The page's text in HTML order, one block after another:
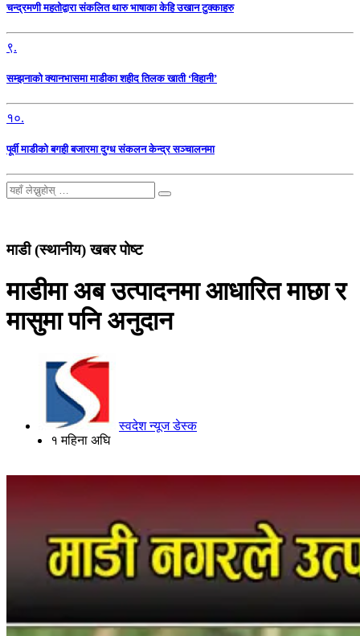
चन्द्रमणी महतोद्वारा संकलित थारु भाषाका केहि उखान टुक्काहरु
९.
सम्झनाको क्यानभासमा माडीका शहीद तिलक खाती ‘विहानी’
१०.
पूर्वी माडीको बगही बजारमा दुग्ध संकलन केन्द्र सञ्चालनमा
माडी (स्थानीय) खबर पोष्ट
माडीमा अब उत्पादनमा आधारित माछा र
मासुमा पनि अनुदान
स्वदेश न्यूज डेस्क
१ महिना अघि